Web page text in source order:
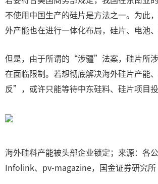
不使用中国生产的硅片是方法之一。为此
外产能也在进行一体化布局，硅片、电池、
但是，由于所谓的“涉疆”法案，硅片所
在面临限制。若想彻底解决海外硅片产能
反”，或许只能等待中东硅料、硅片项目投
海外硅料产能被头部企业锁定；来源：各公
Infolink、pv-magazine，国金证券研究所